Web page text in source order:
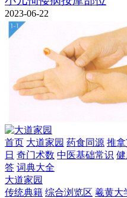
2023-06-22
首页 大道家园 药食同源 推
日 奇门术数 中医基础常识
答 词典大全
大道家园
传统典籍 综合浏览区 羲黄大